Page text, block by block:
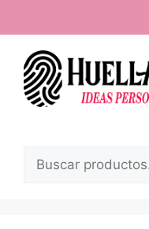
contenido